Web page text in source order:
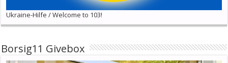
Ukraine-Hilfe / Welcome to 103!
Borsig11 Givebox